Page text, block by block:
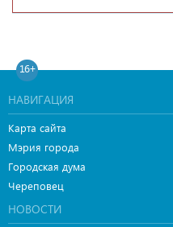
16+
НАВИГАЦИЯ
Карта сайта
Мэрия города
Городская дума
Череповец
НОВОСТИ